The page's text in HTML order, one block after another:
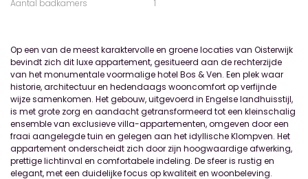
Op een van de meest karaktervolle en groene locaties van Oisterwijk
bevindt zich dit luxe appartement, gesitueerd aan de rechterzijde
van het monumentale voormalige hotel Bos & Ven. Een plek waar
historie, architectuur en hedendaags wooncomfort op verfijnde
wijze samenkomen. Het gebouw, uitgevoerd in Engelse landhuisstijl,
is met grote zorg en aandacht getransformeerd tot een kleinschalig
ensemble van exclusieve villa-appartementen, omgeven door een
fraai aangelegde tuin en gelegen aan het idyllische Klompven. Het
appartement onderscheidt zich door zijn hoogwaardige afwerking,
prettige lichtinval en comfortabele indeling. De sfeer is rustig en
elegant, met een duidelijke focus op kwaliteit en woonbeleving.
Aantal badkamers
1